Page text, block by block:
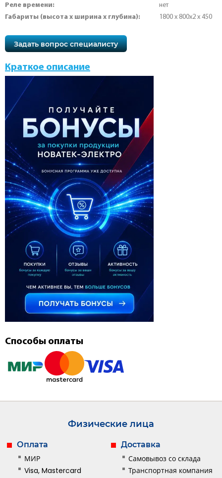
Реле времени: нет
Габариты (высота х ширина х глубина): 1800 х 800х2 х 450
Задать вопрос специалисту
Краткое описание
Способы оплаты
Физические лица
Оплата
МИР
Visa, Mastercard
Доставка
Самовывоз со склада
Транспортная компания